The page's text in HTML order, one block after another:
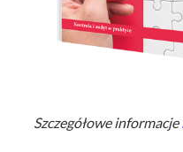
Szczegółowe informacje